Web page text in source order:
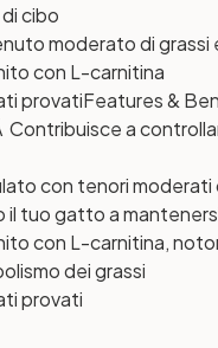
cibo
moderato di grassi
con L-carnitina
provatiFeatures &
Contribuisce a
con tenori moderati
il tuo gatto a
con L-carnitina,
dei grassi
provati